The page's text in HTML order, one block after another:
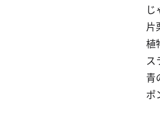
じ
片
植
ス
青
ポ